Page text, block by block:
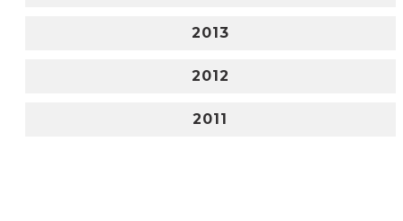
2013
2012
2011